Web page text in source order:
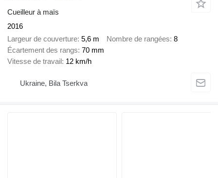
Cueilleur à maïs
2016
Largeur de couverture 5,6 m Nombre de rangées 8
Écartement des rangs 70 mm
Vitesse de travail 12 km/h
Ukraine, Bila Tserkva